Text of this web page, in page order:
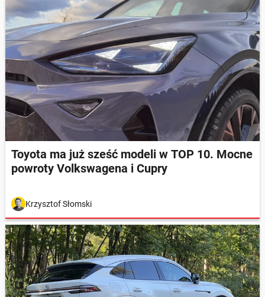
Toyota ma już sześć modeli w TOP 10. Mocne
powroty Volkswagena i Cupry
Krzysztof Słomski